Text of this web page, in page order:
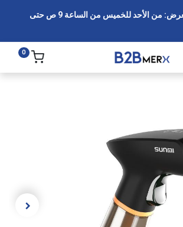
ساعات العمل في المعرض: من الأحد للخميس من الساعة 9 ص حتى
0